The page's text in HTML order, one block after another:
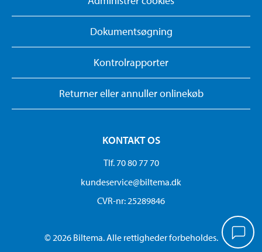
Dokumentsøgning
Kontrolrapporter
Returner eller annuller onlinekøb
KONTAKT OS
Tlf. 70 80 77 70
kundeservice@biltema.dk
CVR-nr: 25289846
© 2026 Biltema. Alle rettigheder forbeholdes.